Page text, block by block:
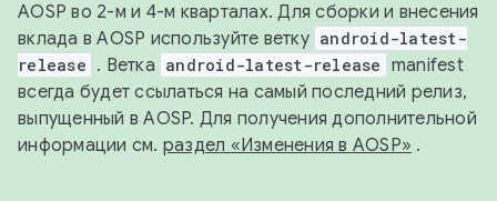
AOSP во 2-м и 4-м кварталах. Для сборки и внесения
вклада в AOSP используйте ветку android-latest-
release . Ветка android-latest-release manifest
всегда будет ссылаться на самый последний релиз,
выпущенный в AOSP. Для получения дополнительной
информации см. раздел «Изменения в AOSP» .